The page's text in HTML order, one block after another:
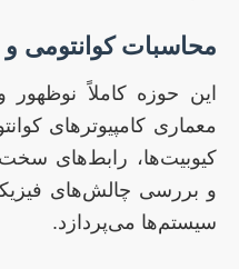
محاسبات کوانتومی
این حوزه کاملاً
معماری کامپیوترهای
کیوبیت‌ها، رابط‌های
و بررسی چالش‌های
سیستم‌ها می‌پردازد.